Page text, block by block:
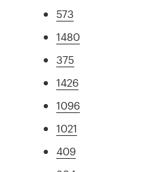
573
1480
375
1426
1096
1021
409